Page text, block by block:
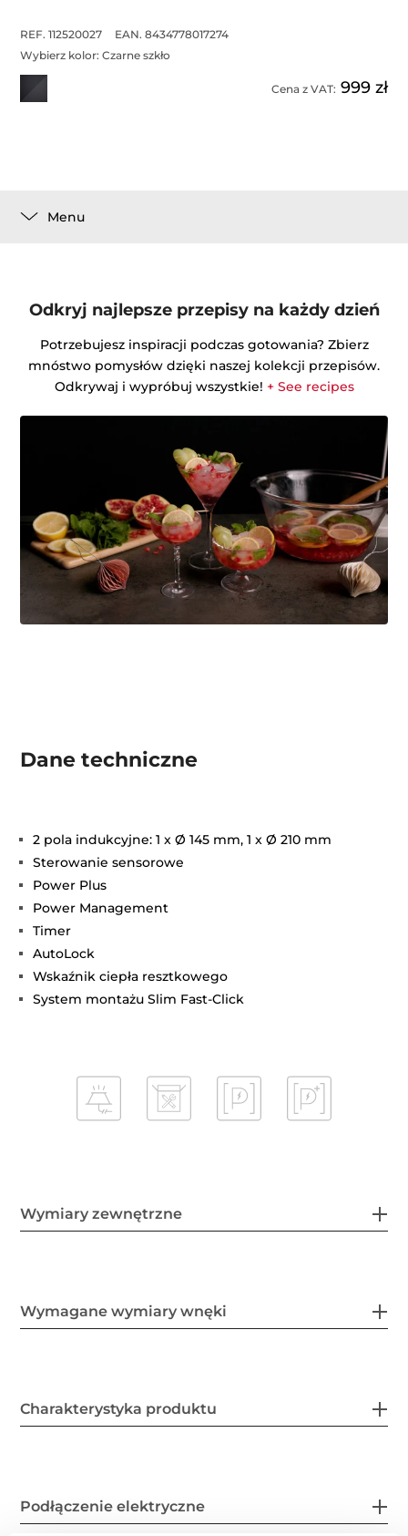
REF. 112520027
EAN. 8434778017274
Wybierz kolor:Czarne szkło
Cena z VAT: 999 zł
Menu
Odkryj najlepsze przepisy na każdy dzień
Potrzebujesz inspiracji podczas gotowania? Zbierz
mnóstwo pomysłów dzięki naszej kolekcji przepisów.
Odkrywaj i wypróbuj wszystkie! + See recipes
Dane techniczne
2 pola indukcyjne: 1 x Ø 145 mm, 1 x Ø 210 mm
Sterowanie sensorowe
Power Plus
Power Management
Timer
AutoLock
Wskaźnik ciepła resztkowego
System montażu Slim Fast-Click
Wymiary zewnętrzne
Wymagane wymiary wnęki
Charakterystyka produktu
Podłączenie elektryczne